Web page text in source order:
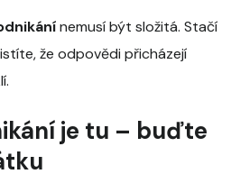
nemusí být složitá. Stačí
že odpovědi přicházejí
je tu – buďte